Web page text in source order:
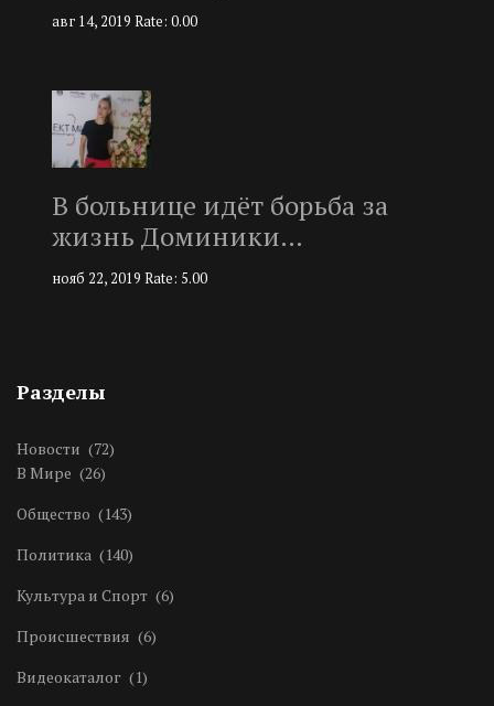
авг 14, 2019 Rate: 0.00
В больнице идёт борьба за
жизнь Доминики…
нояб 22, 2019 Rate: 5.00
Разделы
Новости (72)
В Мире (26)
Общество (143)
Политика (140)
Культура и Спорт (6)
Происшествия (6)
Видеокаталог (1)